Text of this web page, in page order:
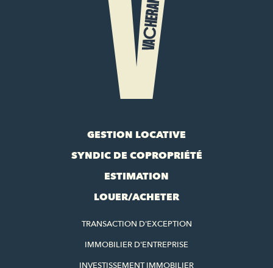
GESTION LOCATIVE
SYNDIC DE COPROPRIÉTÉ
ESTIMATION
LOUER/ACHETER
TRANSACTION D'EXCEPTION
IMMOBILIER D'ENTREPRISE
INVESTISSEMENT IMMOBILIER